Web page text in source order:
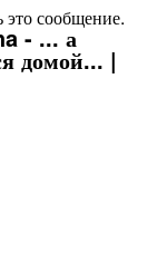
сообщение.
- ... а
домой... |